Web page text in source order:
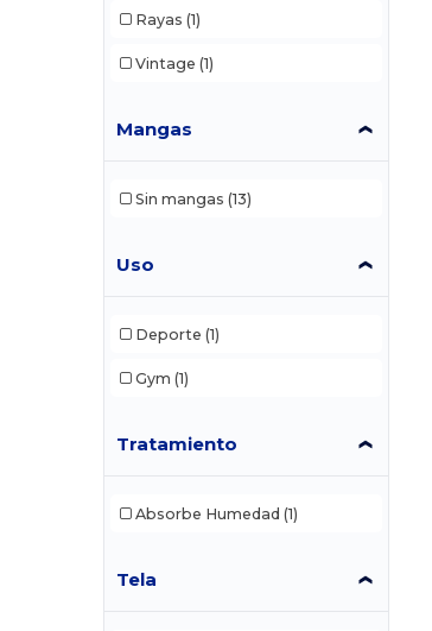
Rayas (1)
Vintage (1)
Mangas
Sin mangas (13)
Uso
Deporte (1)
Gym (1)
Tratamiento
Absorbe Humedad (1)
Tela